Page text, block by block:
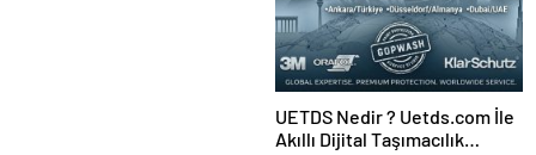
UETDS Nedir ? Uetds.com İle
Akıllı Dijital Taşımacılık